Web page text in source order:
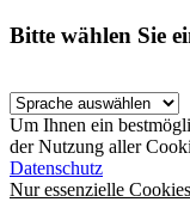
Bitte wählen Sie
Um Ihnen ein
der Nutzung aller
Datenschutz
Nur essenzielle